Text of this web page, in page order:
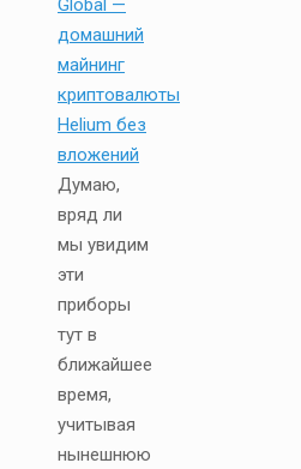
Global —
домашний
майнинг
криптовалюты
Helium без
вложений
Думаю,
вряд ли
мы увидим
эти
приборы
тут в
ближайшее
время,
учитывая
нынешнюю